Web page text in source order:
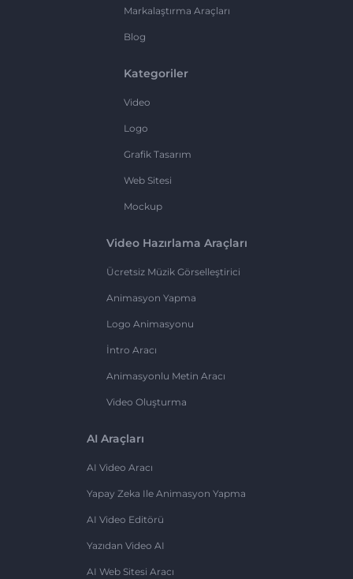
Markalaştırma Araçları
Blog
Kategoriler
Video
Logo
Grafik Tasarım
Web Sitesi
Mockup
Video Hazırlama Araçları
Ücretsiz Müzik Görselleştirici
Animasyon Yapma
Logo Animasyonu
İntro Aracı
Animasyonlu Metin Aracı
Video Oluşturma
AI Araçları
AI Video Aracı
Yapay Zeka Ile Animasyon Yapma
AI Video Editörü
Yazıdan Video AI
AI Web Sitesi Aracı